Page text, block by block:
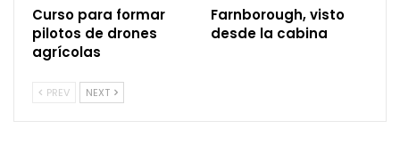
Curso para formar
pilotos de drones
agrícolas
Farnborough, visto
desde la cabina
PREV NEXT